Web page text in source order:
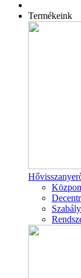
Termékeink